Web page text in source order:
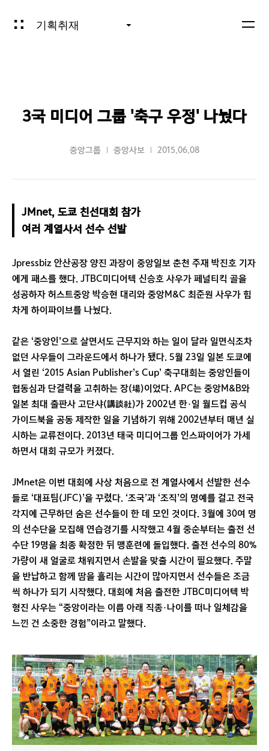
기획취재
3국 미디어 그룹 '축구 우정' 나눴다
중앙그룹 중앙사보 2015.06.08
JMnet, 도쿄 친선대회 참가
여러 계열사서 선수 선발
Jpressbiz 안산공장 양진 과장이 중앙일보 춘천 주재 박진호 기자
에게 패스를 했다. JTBC미디어텍 신승호 사우가 페널티킥 골을
성공하자 허스트중앙 박승현 대리와 중앙M&C 최준원 사우가 힘
차게 하이파이브를 나눴다.
같은 ‘중앙인’으로 살면서도 근무지와 하는 일이 달라 일면식조차
없던 사우들이 그라운드에서 하나가 됐다. 5월 23일 일본 도쿄에
서 열린 ‘2015 Asian Publisher’s Cup’ 축구대회는 중앙인들이
협동심과 단결력을 고취하는 장(場)이었다. APC는 중앙M&B와
일본 최대 출판사 고단샤(講談社)가 2002년 한·일 월드컵 공식
가이드북을 공동 제작한 일을 기념하기 위해 2002년부터 매년 실
시하는 교류전이다. 2013년 태국 미디어그룹 인스파이어가 가세
하면서 대회 규모가 커졌다.
JMnet은 이번 대회에 사상 처음으로 전 계열사에서 선발한 선수
들로 ‘대표팀(JFC)’을 꾸렸다. ‘조국’과 ‘조직’의 명예를 걸고 전국
각지에 근무하던 숨은 선수들이 한 데 모인 것이다. 3월에 30여 명
의 선수단을 모집해 연습경기를 시작했고 4월 중순부터는 출전 선
수단 19명을 최종 확정한 뒤 맹훈련에 돌입했다. 출전 선수의 80%
가량이 새 얼굴로 채워지면서 손발을 맞출 시간이 필요했다. 주말
을 반납하고 함께 땀을 흘리는 시간이 많아지면서 선수들은 조금
씩 하나가 되기 시작했다. 대회에 처음 출전한 JTBC미디어텍 박
형진 사우는 “중앙이라는 이름 아래 직종·나이를 떠나 일체감을
느낀 건 소중한 경험”이라고 말했다.